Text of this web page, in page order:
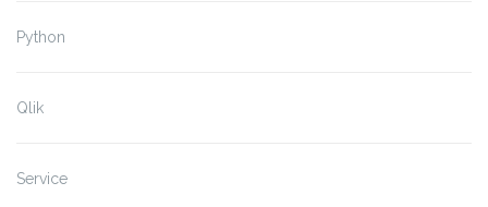
Python
Qlik
Service